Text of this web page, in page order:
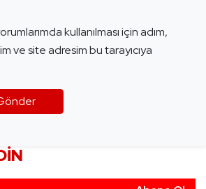
kullanılması için adım,
ve site adresim bu tarayıcıya